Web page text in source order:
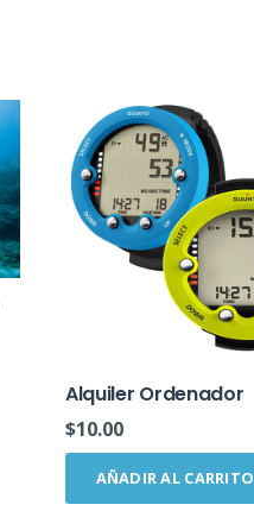
Alquiler Ordenador
$10.00
AÑADIR AL CARRITO